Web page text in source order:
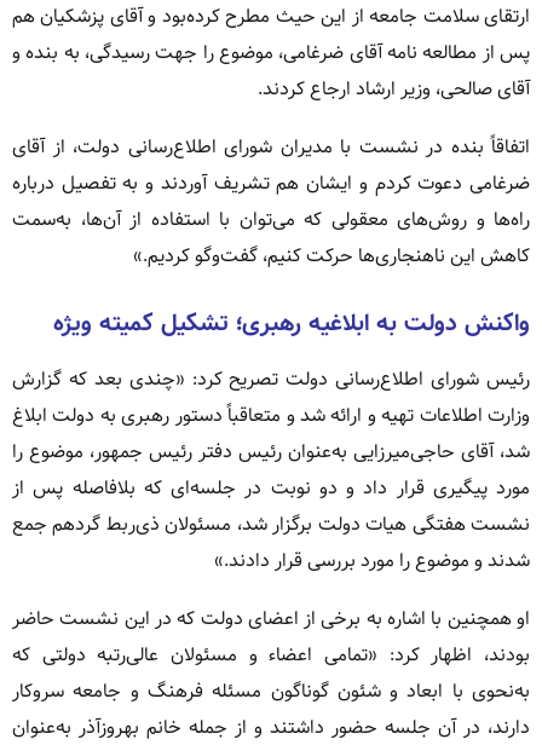
ارتقای سلامت جامعه از این حیث مطرح کرده‌بود و آقای پزشکیان هم
پس از مطالعه نامه آقای ضرغامی، موضوع را جهت رسیدگی، به بنده و
آقای صالحی، وزیر ارشاد ارجاع کردند.
اتفاقاً بنده در نشست با مدیران شورای اطلاع‌رسانی دولت، از آقای
ضرغامی دعوت کردم و ایشان هم تشریف آوردند و به تفصیل درباره
راه‌ها و روش‌های معقولی که می‌توان با استفاده از آن‌ها، به‌سمت
کاهش این ناهنجاری‌ها حرکت کنیم، گفت‌وگو کردیم.»
واکنش دولت به ابلاغیه رهبری؛ تشکیل کمیته ویژه
رئیس شورای اطلاع‌رسانی دولت تصریح کرد: «چندی بعد که گزارش
وزارت اطلاعات تهیه و ارائه شد و متعاقباً دستور رهبری به دولت ابلاغ
شد، آقای حاجی‌میرزایی به‌عنوان رئیس دفتر رئیس جمهور، موضوع را
مورد پیگیری قرار داد و دو نوبت در جلسه‌ای که بلافاصله پس از
نشست هفتگی هیات دولت برگزار شد، مسئولان ذی‌ربط گردهم جمع
شدند و موضوع را مورد بررسی قرار دادند.»
او همچنین با اشاره به برخی از اعضای دولت که در این نشست حاضر
بودند، اظهار کرد: «تمامی اعضاء و مسئولان عالی‌رتبه دولتی که
به‌نحوی با ابعاد و شئون گوناگون مسئله فرهنگ و جامعه سروکار
دارند، در آن جلسه حضور داشتند و از جمله خانم بهروزآذر به‌عنوان